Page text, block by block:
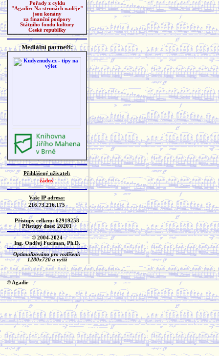
Pořady z cyklu
"Agadir: Na strunách naděje"
jsou konány
za finanční podpory
Státního fondu kultury
České republiky
Mediální partneři:
Přihlášený uživatel:
žádný
Vaše IP adresa:
216.73.216.175
Přístupy celkem: 62919258
Přístupy dnes: 20201
© 2004-2024
Ing. Ondřej Fuciman, Ph.D.
Optimalizováno pro rozlišení:
1280x720 a vyšší
© Agadir